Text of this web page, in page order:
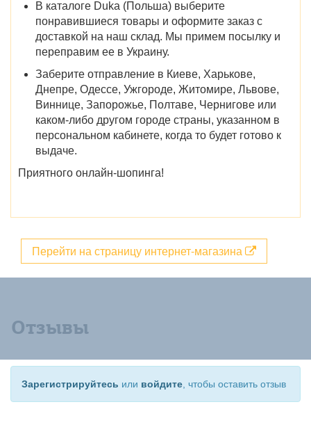
В каталоге Duka (Польша) выберите
понравившиеся товары и оформите заказ с
доставкой на наш склад. Мы примем посылку и
переправим ее в Украину.
Заберите отправление в Киеве, Харькове,
Днепре, Одессе, Ужгороде, Житомире, Львове,
Виннице, Запорожье, Полтаве, Чернигове или
каком-либо другом городе страны, указанном в
персональном кабинете, когда то будет готово к
выдаче.
Приятного онлайн-шопинга!
Перейти на страницу интернет-магазина
Отзывы
Зарегистрируйтесь или войдите , чтобы оставить отзыв